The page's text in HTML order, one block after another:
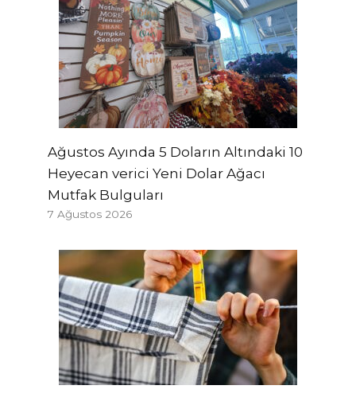
Ağustos Ayında 5 Doların Altındaki 10
Heyecan verici Yeni Dolar Ağacı
Mutfak Bulguları
7 Ağustos 2026